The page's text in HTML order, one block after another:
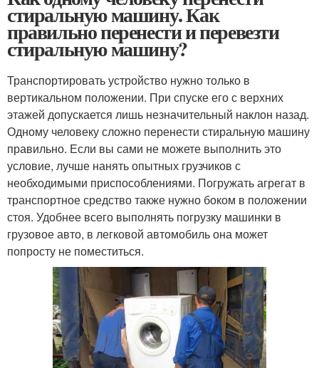
стиральную машину. Как
правильно перенести и перевезти
стиральную машину?
Транспортировать устройство нужно только в
вертикальном положении. При спуске его с верхних
этажей допускается лишь незначительный наклон назад.
Одному человеку сложно перенести стиральную машину
правильно. Если вы сами не можете выполнить это
условие, лучше нанять опытных грузчиков с
необходимыми приспособлениями. Погружать агрегат в
транспортное средство также нужно боком в положении
стоя. Удобнее всего выполнять погрузку машинки в
грузовое авто, в легковой автомобиль она может
попросту не поместиться.